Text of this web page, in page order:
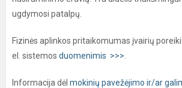
ugdymosi patalpų.
Fizinės aplinkos pritaikomumas įvairių
el. sistemos duomenimis >>>
Informacija dėl mokinių pavežėjimo ir/ar